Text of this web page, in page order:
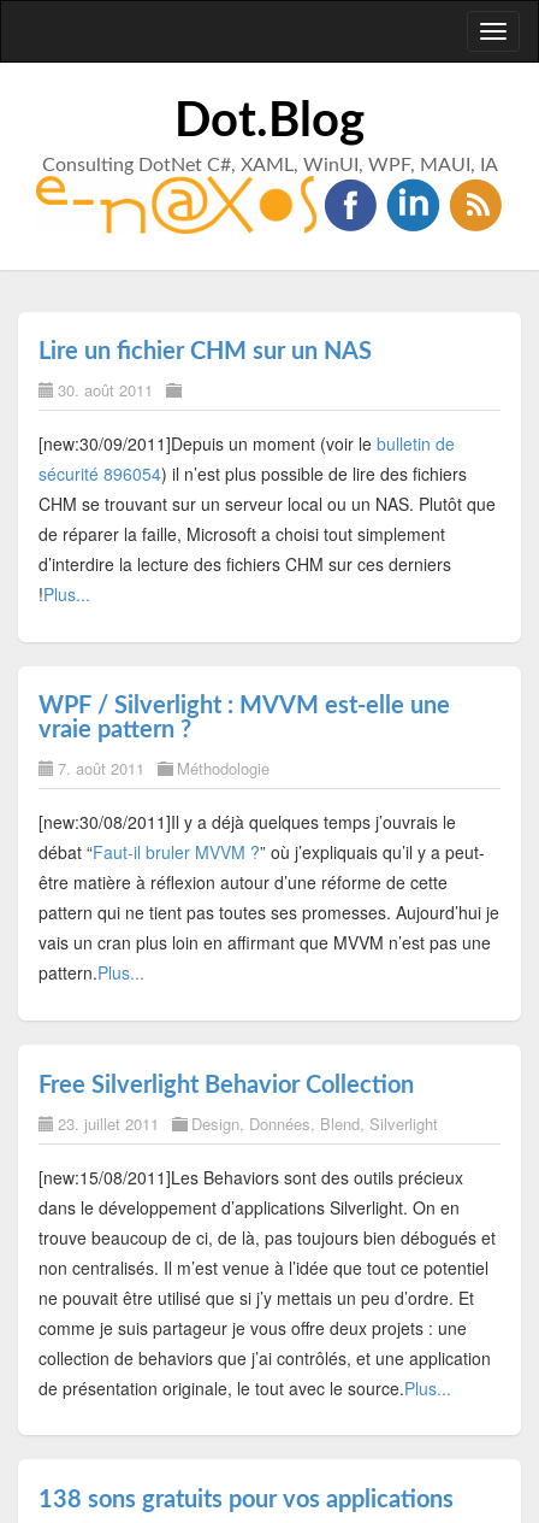
Dot.Blog
Consulting DotNet C#, XAML, WinUI, WPF, MAUI, IA
Lire un fichier CHM sur un NAS
30. août 2011
[new:30/09/2011]Depuis un moment (voir le bulletin de
sécurité 896054) il n’est plus possible de lire des fichiers
CHM se trouvant sur un serveur local ou un NAS. Plutôt que
de réparer la faille, Microsoft a choisi tout simplement
d’interdire la lecture des fichiers CHM sur ces derniers
!Plus...
WPF / Silverlight : MVVM est-elle une
vraie pattern ?
7. août 2011 Méthodologie
[new:30/08/2011]Il y a déjà quelques temps j’ouvrais le
débat “Faut-il bruler MVVM ?” où j’expliquais qu’il y a peut-
être matière à réflexion autour d’une réforme de cette
pattern qui ne tient pas toutes ses promesses. Aujourd’hui je
vais un cran plus loin en affirmant que MVVM n’est pas une
pattern.Plus...
Free Silverlight Behavior Collection
23. juillet 2011 Design, Données, Blend, Silverlight
[new:15/08/2011]Les Behaviors sont des outils précieux
dans le développement d’applications Silverlight. On en
trouve beaucoup de ci, de là, pas toujours bien débogués et
non centralisés. Il m’est venue à l’idée que tout ce potentiel
ne pouvait être utilisé que si j’y mettais un peu d’ordre. Et
comme je suis partageur je vous offre deux projets : une
collection de behaviors que j’ai contrôlés, et une application
de présentation originale, le tout avec le source.Plus...
138 sons gratuits pour vos applications